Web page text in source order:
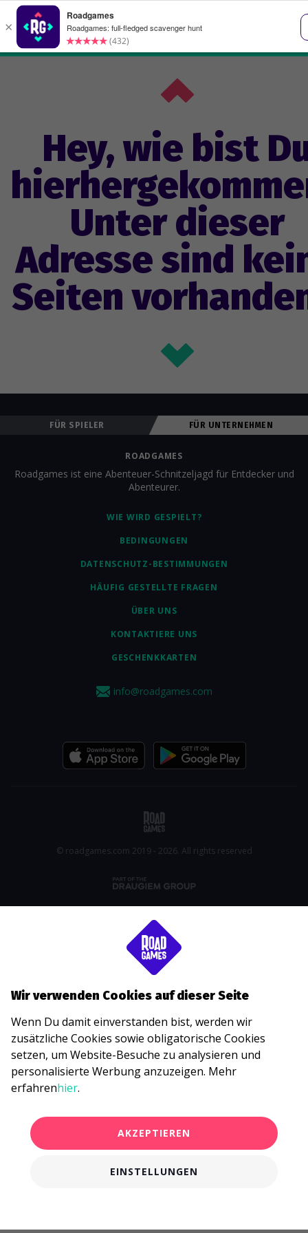
Hey, wie bist
Unter dieser
Adresse sind
Seiten
FÜR SPIELER FÜR UNTERNEHMEN
WIE WIRD GESPIELT?
BEDINGUNGEN
DATENSCHUTZ-BESTIMMUNGEN
HÄUFIG GESTELLTE FRAGEN
ÜBER UNS
KONTAKTIERE UNS
GESCHENKKARTEN
ROADGAMES
Roadgames ist eine Abenteuer-Schnitzeljagd für Entdecker und
Abenteurer.
info@roadgames.com
© roadgames.com 2019 - 2026. All rights reserved
Wir verwenden Cookies auf dieser Seite
Wenn Du damit einverstanden bist, werden wir
zusätzliche Cookies sowie obligatorische Cookies
setzen, um Website-Besuche zu analysieren und
personalisierte Werbung anzuzeigen. Mehr
erfahrenhier.
AKZEPTIEREN
EINSTELLUNGEN